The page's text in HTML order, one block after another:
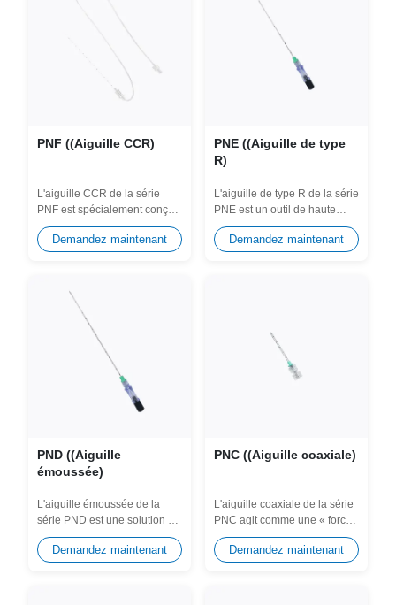
PNF ((Aiguille CCR)
L'aiguille CCR de la série
PNF est spécialement conçue
pour l'anesthésie régionale
et...Demandez maintenant
PNE ((Aiguille de type
R)
L'aiguille de type R de la série
PNE est un outil de haute
précision spécialement conçu
pour...Demandez maintenant
PND ((Aiguille
émoussée)
L'aiguille émoussée de la
série PND est une solution de
sécurité spécialisée pour...
Demandez maintenant
PNC ((Aiguille coaxiale)
L'aiguille coaxiale de la série
PNC agit comme une « force
de guidage » fiable pour les...
Demandez maintenant